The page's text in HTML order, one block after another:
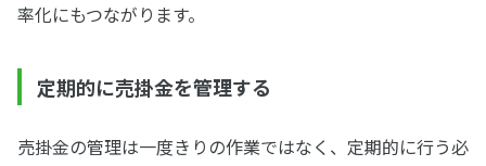
率化にもつながります。
定期的に売掛金を管理する
売掛金の管理は一度きりの作業ではなく、定期的に行う必